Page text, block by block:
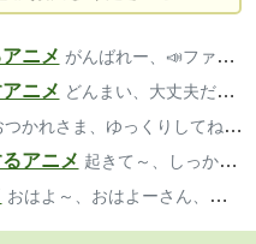
ニメ がんばれー、📣ファイト、いいよー
ニメ どんまい、大丈夫だよ、気楽にいこ～
かれさま、ゆっくりしてね、大丈夫？
アニメ 起きて～、しっかり、寝ちゃダメだよ
おはよ～、おはよーさん、おっは！